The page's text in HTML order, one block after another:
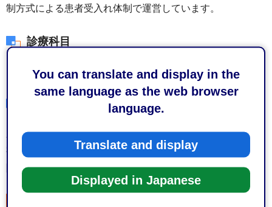
You can translate and display in the
same language as the web browser
language.
Translate and display
Displayed in Japanese
制方式による患者受入れ体制で運営しています。
診療科目
内科、小児科、外科
県立総合病院、県立こども病院、市立静岡病院、静岡赤十
字病院、静岡済生会総合病院、静岡厚生病院、市立清水病
院、清水さくら病院、清水厚生病院、静岡徳洲会病院